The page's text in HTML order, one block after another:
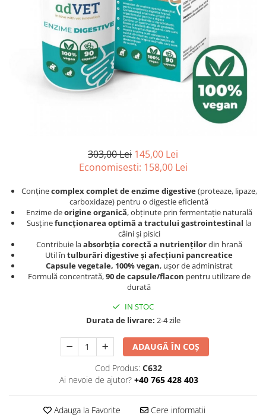
Afecțiuni hepatice
Afecțiuni neurologice
Afecțiuni oftalmice
Afecțiuni oncologice
Afecțiuni otice
Afecțiuni renale și urinare
Afecțiuni respiratorii
Hrană uscată
Recompense și snack-uri
Igienă
Igienă orală
Șampoane și balsamuri
Afecțiuni hepatice
Afecțiuni neurologice
Afecțiuni oftalmice
Afecțiuni oncologice
Afecțiuni otice
Afecțiuni respiratorii
Afecțiuni renale și urinare
Hrană uscată
Igienă
Așternut Tofu / Nisip
Igienă orală
Șampoane și balsamuri
303,00 Lei 145,00 Lei
Economisesti: 158,00 Lei
Conținecomplex complet de enzime digestive(proteaze, lipaze,
carboxidaze) pentru o digestie eficientă
Enzime deorigine organică, obținute prin fermentație naturală
Susținefuncționarea optimă a tractului gastrointestinal la
câini și pisici
Contribuie laabsorbția corectă a nutriențilordin hrană
Util în tulburări digestive și afecțiuni pancreatice
Capsule vegetale, 100% vegan, ușor de administrat
Formulă concentrată,90 de capsule/flacon pentru utilizare de
durată
IN STOC
Durata de livrare: 2-4 zile
ADAUGĂ ÎN COȘ
Cod Produs: C632
Ai nevoie de ajutor? +40 765 428 403
Adauga la Favorite Cere informatii